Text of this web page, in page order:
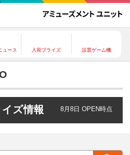
ュース 入荷プライズ 設置ゲーム機
ズ情報 8月8日 OPEN時点